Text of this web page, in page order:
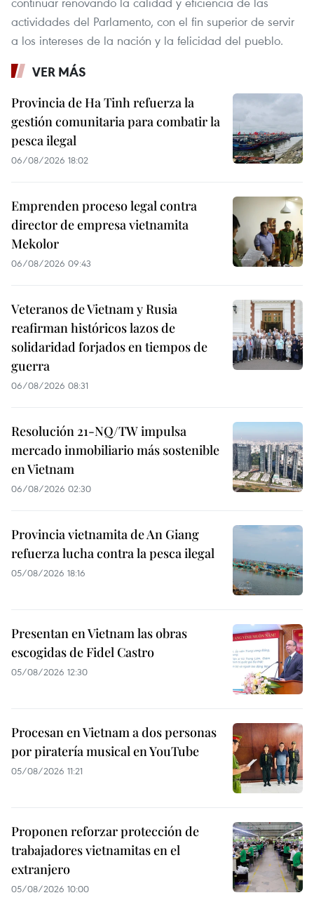
actividades del Parlamento, con el fin superior de servir
a los intereses de la nación y la felicidad del pueblo.
VER MÁS
Provincia de Ha Tinh refuerza la
gestión comunitaria para combatir la
pesca ilegal
06/08/2026 18:02
Emprenden proceso legal contra
director de empresa vietnamita
Mekolor
06/08/2026 09:43
Veteranos de Vietnam y Rusia
reafirman históricos lazos de
solidaridad forjados en tiempos de
guerra
06/08/2026 08:31
Resolución 21-NQ/TW impulsa
mercado inmobiliario más sostenible
en Vietnam
06/08/2026 02:30
Provincia vietnamita de An Giang
refuerza lucha contra la pesca ilegal
05/08/2026 18:16
Presentan en Vietnam las obras
escogidas de Fidel Castro
05/08/2026 12:30
Procesan en Vietnam a dos personas
por piratería musical en YouTube
05/08/2026 11:21
Proponen reforzar protección de
trabajadores vietnamitas en el
extranjero
05/08/2026 10:00